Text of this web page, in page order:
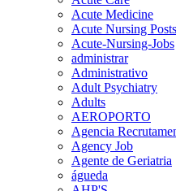
Acute Medicine
Acute Nursing
Acute-Nursing-Jobs
administrar
Administrativo
Adult Psychiatry
Adults
AEROPORTO
Agencia
Agency Job
Agente de Geriatria
águeda